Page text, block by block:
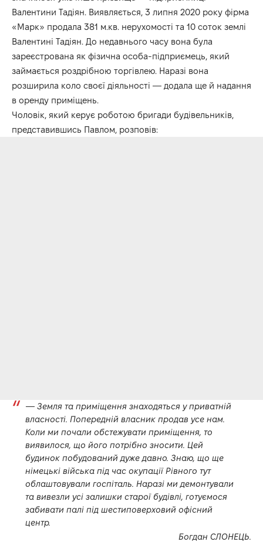
Валентини Тадіян. Виявляється, 3 липня 2020 року фірма
«Марк» продала 381 м.кв. нерухомості та 10 соток землі
Валентині Тадіян. До недавнього часу вона була
зареєстрована як фізична особа-підприємець, який
займається роздрібною торгівлею. Наразі вона
розширила коло своєї діяльності — додала ще й надання
в оренду приміщень.
Чоловік, який керує роботою бригади будівельників,
представившись Павлом, розповів:
— Земля та приміщення знаходяться у приватній
власності. Попередній власник продав усе нам.
Коли ми почали обстежувати приміщення, то
виявилося, що його потрібно зносити. Цей
будинок побудований дуже давно. Знаю, що ще
німецькі війська під час окупації Рівного тут
облаштовували госпіталь. Наразі ми демонтували
та вивезли усі залишки старої будівлі, готуємося
забивати палі під шестиповерховий офісний
центр.
Богдан СЛОНЕЦЬ.